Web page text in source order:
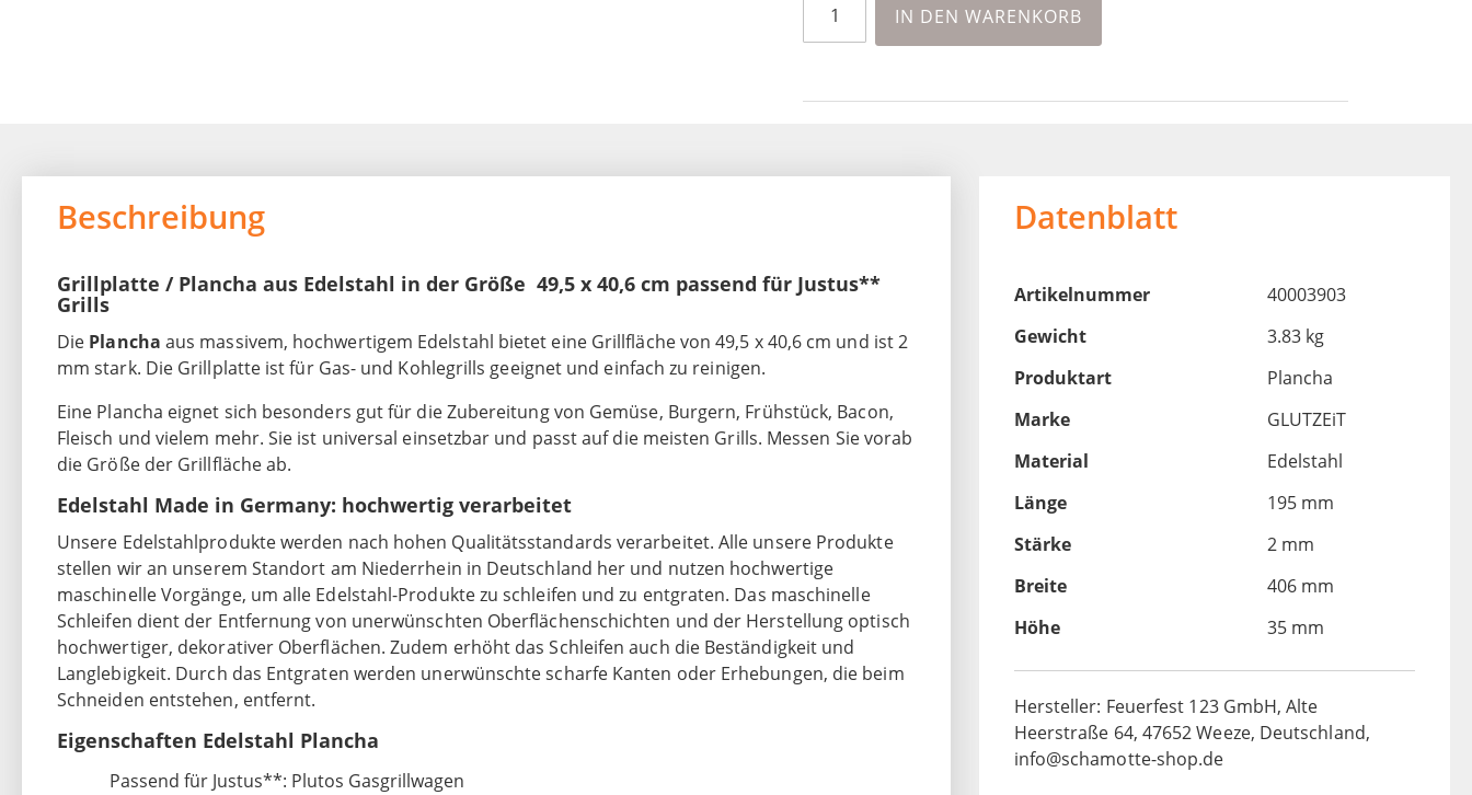
IN DEN WARENKORB
Beschreibung
Grillplatte / Plancha aus Edelstahl in der Größe 49,5 x 40,6 cm passend für Justus**
Grills
Die Plancha aus massivem, hochwertigem Edelstahl bietet eine Grillfläche von 49,5 x 40,6 cm und ist 2
mm stark. Die Grillplatte ist für Gas- und Kohlegrills geeignet und einfach zu reinigen.
Eine Plancha eignet sich besonders gut für die Zubereitung von Gemüse, Burgern, Frühstück, Bacon,
Fleisch und vielem mehr. Sie ist universal einsetzbar und passt auf die meisten Grills. Messen Sie vorab
die Größe der Grillfläche ab.
Edelstahl Made in Germany: hochwertig verarbeitet
Unsere Edelstahlprodukte werden nach hohen Qualitätsstandards verarbeitet. Alle unsere Produkte
stellen wir an unserem Standort am Niederrhein in Deutschland her und nutzen hochwertige
maschinelle Vorgänge, um alle Edelstahl-Produkte zu schleifen und zu entgraten. Das maschinelle
Schleifen dient der Entfernung von unerwünschten Oberflächenschichten und der Herstellung optisch
hochwertiger, dekorativer Oberflächen. Zudem erhöht das Schleifen auch die Beständigkeit und
Langlebigkeit. Durch das Entgraten werden unerwünschte scharfe Kanten oder Erhebungen, die beim
Schneiden entstehen, entfernt.
Eigenschaften Edelstahl Plancha
Passend für Justus**: Plutos Gasgrillwagen
Datenblatt
Artikelnummer
40003903
Gewicht
3.83 kg
Produktart
Plancha
Marke
GLUTZEiT
Material
Edelstahl
Länge
195 mm
Stärke
2 mm
Breite
406 mm
Höhe
35 mm
Hersteller: Feuerfest 123 GmbH, Alte
Heerstraße 64, 47652 Weeze, Deutschland,
info@schamotte-shop.de